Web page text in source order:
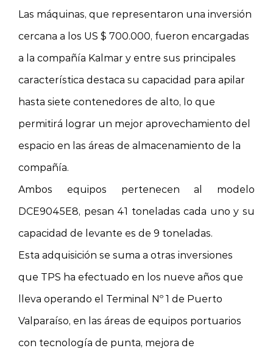
Las máquinas, que representaron una inversión
cercana a los US $ 700.000, fueron encargadas
a la compañía Kalmar y entre sus principales
característica destaca su capacidad para apilar
hasta siete contenedores de alto, lo que
permitirá lograr un mejor aprovechamiento del
espacio en las áreas de almacenamiento de la
compañía.
Ambos equipos pertenecen al modelo
DCE9045E8, pesan 41 toneladas cada uno y su
capacidad de levante es de 9 toneladas.
Esta adquisición se suma a otras inversiones
que TPS ha efectuado en los nueve años que
lleva operando el Terminal Nº 1 de Puerto
Valparaíso, en las áreas de equipos portuarios
con tecnología de punta, mejora de